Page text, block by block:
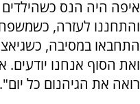
איפה היה הנס
והתחננו לעזרה,
התחבאו במסיבה,
ואת הסוף אנחנו יודעים.
רואה את הגיהנום כל יום".